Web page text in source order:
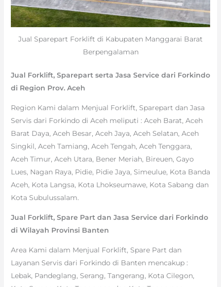
Jual Sparepart Forklift di Kabupaten Manggarai Barat
Berpengalaman
Jual Forklift, Sparepart serta Jasa Service dari Forkindo
di Region Prov. Aceh
Region Kami dalam Menjual Forklift, Sparepart dan Jasa
Servis dari Forkindo di Aceh meliputi : Aceh Barat, Aceh
Barat Daya, Aceh Besar, Aceh Jaya, Aceh Selatan, Aceh
Singkil, Aceh Tamiang, Aceh Tengah, Aceh Tenggara,
Aceh Timur, Aceh Utara, Bener Meriah, Bireuen, Gayo
Lues, Nagan Raya, Pidie, Pidie Jaya, Simeulue, Kota Banda
Aceh, Kota Langsa, Kota Lhokseumawe, Kota Sabang dan
Kota Subulussalam.
Jual Forklift, Spare Part dan Jasa Service dari Forkindo
di Wilayah Provinsi Banten
Area Kami dalam Menjual Forklift, Spare Part dan
Layanan Servis dari Forkindo di Banten mencakup :
Lebak, Pandeglang, Serang, Tangerang, Kota Cilegon,